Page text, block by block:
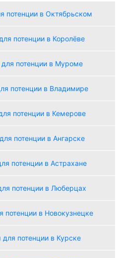
потенции в Октябрьском
потенции в Королёве
потенции в Муроме
потенции в Владимире
потенции в Кемерове
потенции в Ангарске
потенции в Астрахане
потенции в Люберцах
потенции в Новокузнецке
для потенции в Курске